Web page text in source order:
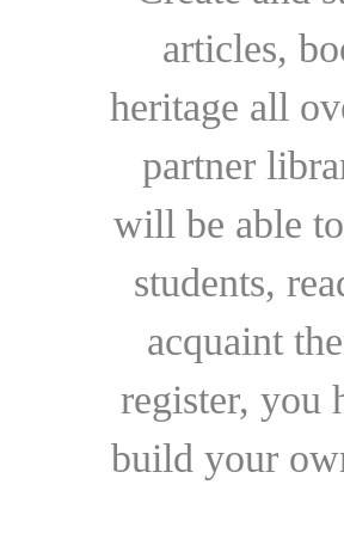
articles,
heritage all
partner
will be able
students,
acquaint
register, you
build your